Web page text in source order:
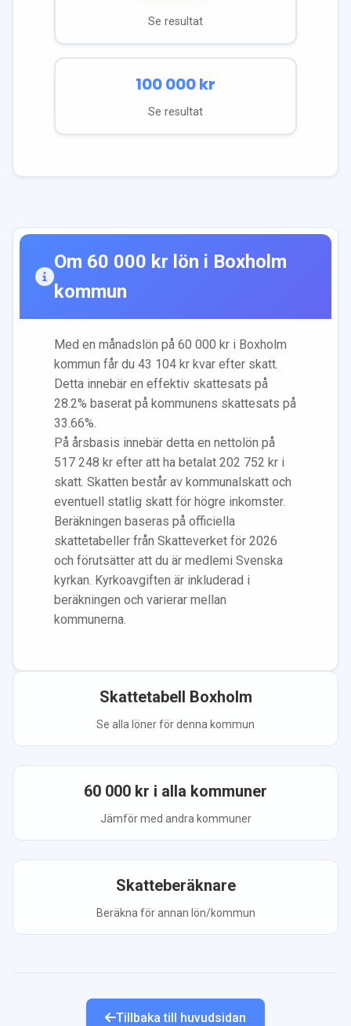
Se resultat
100 000kr
Se resultat
Om 60 000 kr lön i Boxholm
kommun
Med en månadslön på 60 000 kr i Boxholm
kommun får du 43 104 kr kvar efter skatt.
Detta innebär en effektiv skattesats på
28.2% baserat på kommunens skattesats på
33.66%.
På årsbasis innebär detta en nettolön på
517 248 kr efter att ha betalat 202 752 kr i
skatt. Skatten består av kommunalskatt och
eventuell statlig skatt för högre inkomster.
Beräkningen baseras på officiella
skattetabeller från Skatteverket för 2026
och förutsätter att du är medlemi Svenska
kyrkan. Kyrkoavgiften är inkluderad i
beräkningen och varierar mellan
kommunerna.
Skattetabell Boxholm
Se alla löner för denna kommun
60 000 kr i alla kommuner
Jämför med andra kommuner
Skatteberäknare
Beräkna för annan lön/kommun
Tillbaka till huvudsidan